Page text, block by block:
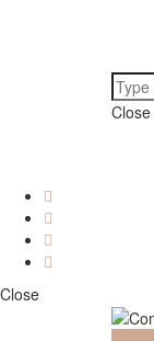
Close
Close